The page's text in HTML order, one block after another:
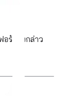
อรัมดังกล่าว